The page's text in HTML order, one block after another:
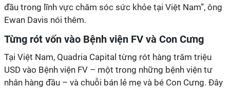
đầu trong lĩnh vực chăm sóc sức khỏe tại Việt Nam”, ông
Ewan Davis nói thêm.
Từng rót vốn vào Bệnh viện FV và Con Cưng
Tại Việt Nam, Quadria Capital từng rót hàng trăm triệu
USD vào Bệnh viện FV – một trong những bệnh viện tư
nhân hàng đầu – và chuỗi bán lẻ mẹ và bé Con Cưng. Đây